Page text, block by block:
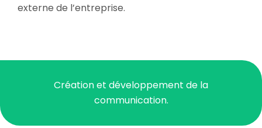
externe de l’entreprise.
Création et développement de la
communication.